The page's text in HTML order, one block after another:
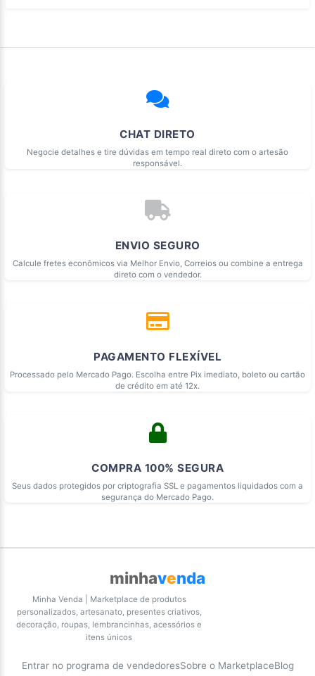
CHAT DIRETO
Negocie detalhes e tire dúvidas em tempo real direto com o artesão
responsável.
ENVIO SEGURO
Calcule fretes econômicos via Melhor Envio, Correios ou combine a entrega
direto com o vendedor.
PAGAMENTO FLEXÍVEL
Processado pelo Mercado Pago. Escolha entre Pix imediato, boleto ou cartão
de crédito em até 12x.
COMPRA 100% SEGURA
Seus dados protegidos por criptografia SSL e pagamentos liquidados com a
segurança do Mercado Pago.
minhavenda
Minha Venda | Marketplace de produtos
personalizados, artesanato, presentes criativos,
decoração, roupas, lembrancinhas, acessórios e
itens únicos
Entrar no programa de vendedoresSobre o MarketplaceBlog